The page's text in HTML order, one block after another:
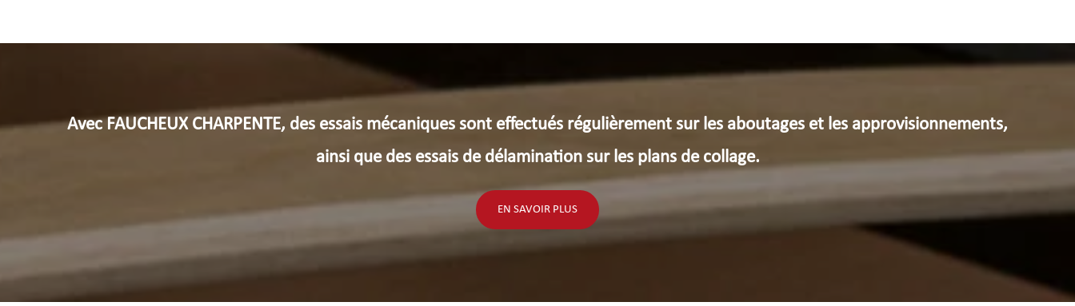
Avec FAUCHEUX CHARPENTE, des essais mécaniques sont effectués régulièrement sur les aboutages et les approvisionnements,
ainsi que des essais de délamination sur les plans de collage.
EN SAVOIR PLUS